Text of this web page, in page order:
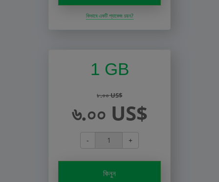
কিভাবে একটি প্যাকেজ চয়ন?
1 GB
৮.০০ US$
৬.০০ US$
- +
কিনুন